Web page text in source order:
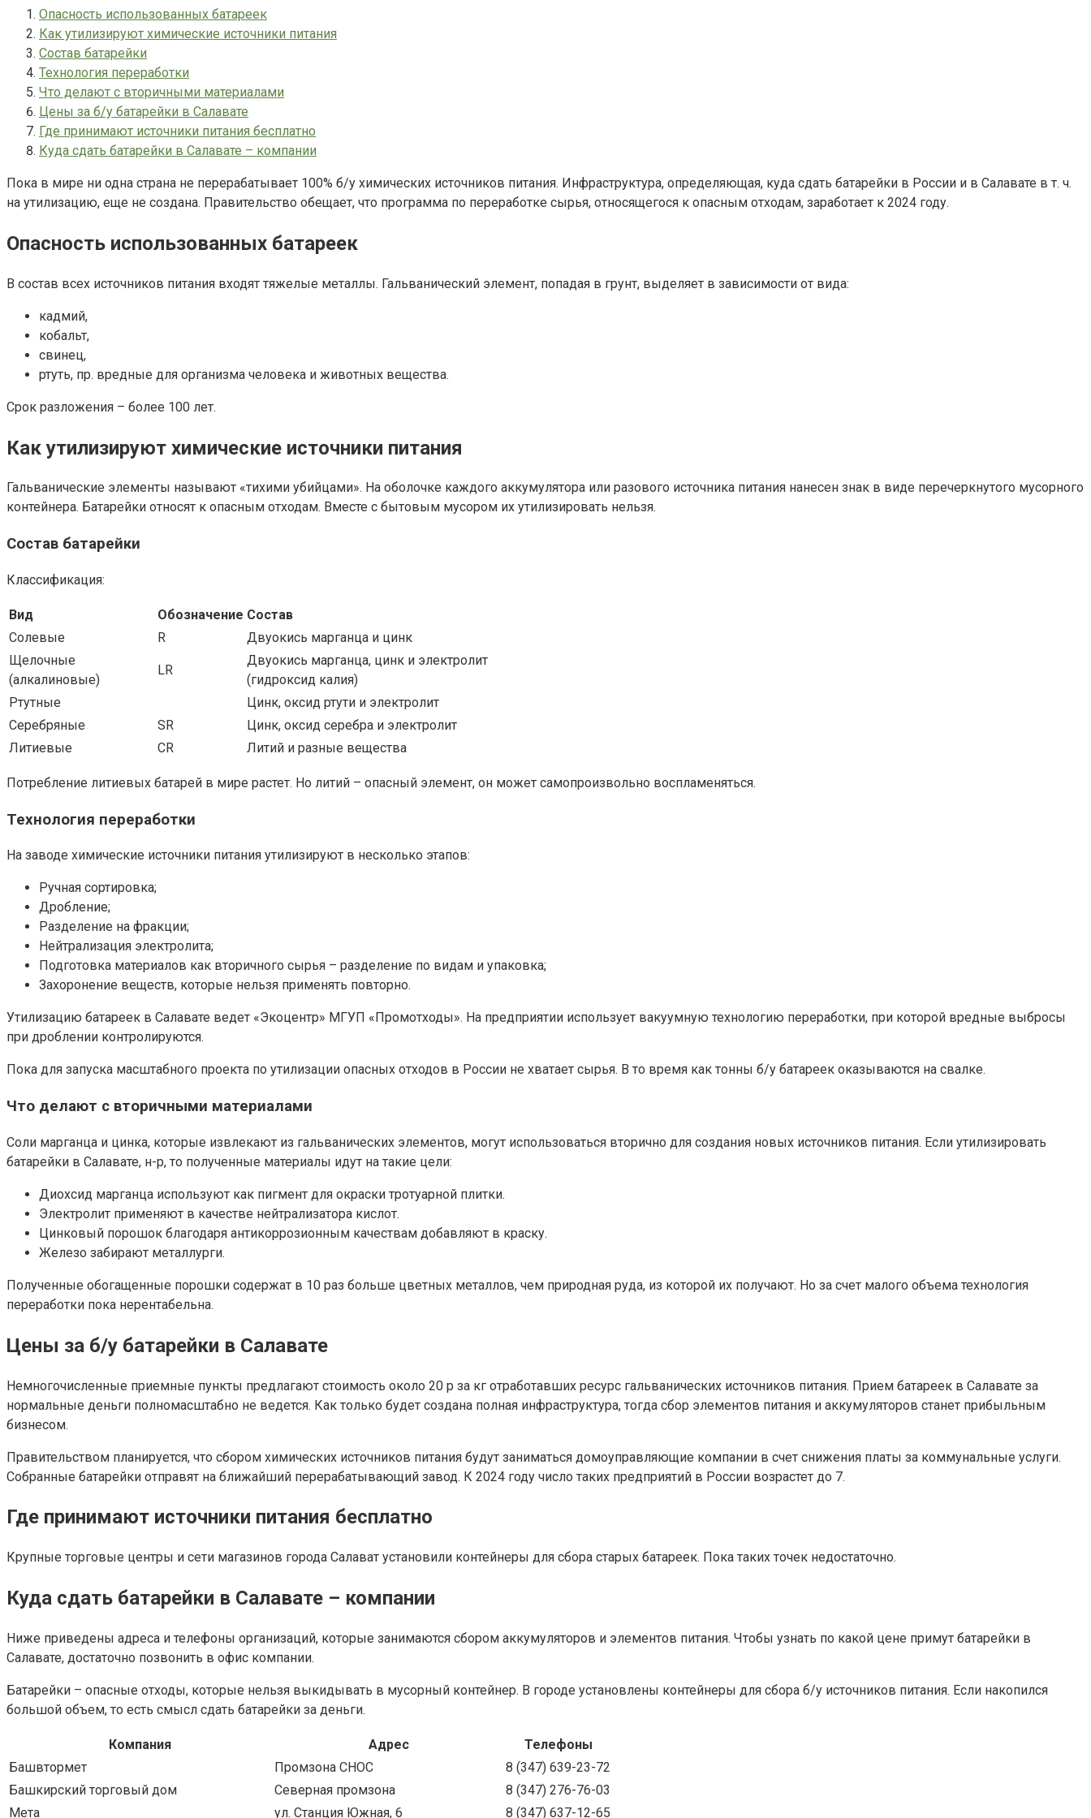
Опасность использованных батареек
Как утилизируют химические источники питания
Состав батарейки
Технология переработки
Что делают с вторичными материалами
Цены за б/у батарейки в Салавате
Где принимают источники питания бесплатно
Куда сдать батарейки в Салавате – компании
Пока в мире ни одна страна не перерабатывает 100% б/у химических источников питания. Инфраструктура, определяющая, куда сдать батарейки в России и в Салавате в т. ч.
на утилизацию, еще не создана. Правительство обещает, что программа по переработке сырья, относящегося к опасным отходам, заработает к 2024 году.
Опасность использованных батареек
В состав всех источников питания входят тяжелые металлы. Гальванический элемент, попадая в грунт, выделяет в зависимости от вида:
кадмий,
кобальт,
свинец,
ртуть, пр. вредные для организма человека и животных вещества.
Срок разложения – более 100 лет.
Как утилизируют химические источники питания
Гальванические элементы называют «тихими убийцами». На оболочке каждого аккумулятора или разового источника питания нанесен знак в виде перечеркнутого мусорного
контейнера. Батарейки относят к опасным отходам. Вместе с бытовым мусором их утилизировать нельзя.
Состав батарейки
Классификация:
Вид Обозначение Состав
Солевые
R
Двуокись марганца и цинк
Щелочные
(алкалиновые)
LR
Двуокись марганца, цинк и электролит
(гидроксид калия)
Ртутные
Цинк, оксид ртути и электролит
Серебряные
SR
Цинк, оксид серебра и электролит
Литиевые
CR Литий и разные вещества
Потребление литиевых батарей в мире растет. Но литий – опасный элемент, он может самопроизвольно воспламеняться.
Технология переработки
На заводе химические источники питания утилизируют в несколько этапов:
Ручная сортировка;
Дробление;
Разделение на фракции;
Нейтрализация электролита;
Подготовка материалов как вторичного сырья – разделение по видам и упаковка;
Захоронение веществ, которые нельзя применять повторно.
Утилизацию батареек в Салавате ведет «Экоцентр» МГУП «Промотходы». На предприятии использует вакуумную технологию переработки, при которой вредные выбросы
при дроблении контролируются.
Пока для запуска масштабного проекта по утилизации опасных отходов в России не хватает сырья. В то время как тонны б/у батареек оказываются на свалке.
Что делают с вторичными материалами
Соли марганца и цинка, которые извлекают из гальванических элементов, могут использоваться вторично для создания новых источников питания. Если утилизировать
батарейки в Салавате, н-р, то полученные материалы идут на такие цели:
Диохсид марганца используют как пигмент для окраски тротуарной плитки.
Электролит применяют в качестве нейтрализатора кислот.
Цинковый порошок благодаря антикоррозионным качествам добавляют в краску.
Железо забирают металлурги.
Полученные обогащенные порошки содержат в 10 раз больше цветных металлов, чем природная руда, из которой их получают. Но за счет малого объема технология
переработки пока нерентабельна.
Цены за б/у батарейки в Салавате
Немногочисленные приемные пункты предлагают стоимость около 20 р за кг отработавших ресурс гальванических источников питания. Прием батареек в Салавате за
нормальные деньги полномасштабно не ведется. Как только будет создана полная инфраструктура, тогда сбор элементов питания и аккумуляторов станет прибыльным
бизнесом.
Правительством планируется, что сбором химических источников питания будут заниматься домоуправляющие компании в счет снижения платы за коммунальные услуги.
Собранные батарейки отправят на ближайший перерабатывающий завод. К 2024 году число таких предприятий в России возрастет до 7.
Где принимают источники питания бесплатно
Крупные торговые центры и сети магазинов города Салават установили контейнеры для сбора старых батареек. Пока таких точек недостаточно.
Куда сдать батарейки в Салавате – компании
Ниже приведены адреса и телефоны организаций, которые занимаются сбором аккумуляторов и элементов питания. Чтобы узнать по какой цене примут батарейки в
Салавате, достаточно позвонить в офис компании.
Батарейки – опасные отходы, которые нельзя выкидывать в мусорный контейнер. В городе установлены контейнеры для сбора б/у источников питания. Если накопился
большой объем, то есть смысл сдать батарейки за деньги.
Компания Адрес
Телефоны
Башвтормет
Промзона СНОС
8 (347) 639-23-72
Башкирский торговый дом
Северная промзона
8 (347) 276-76-03
Мета
ул. Станция Южная, 6 8 (347) 637-12-65